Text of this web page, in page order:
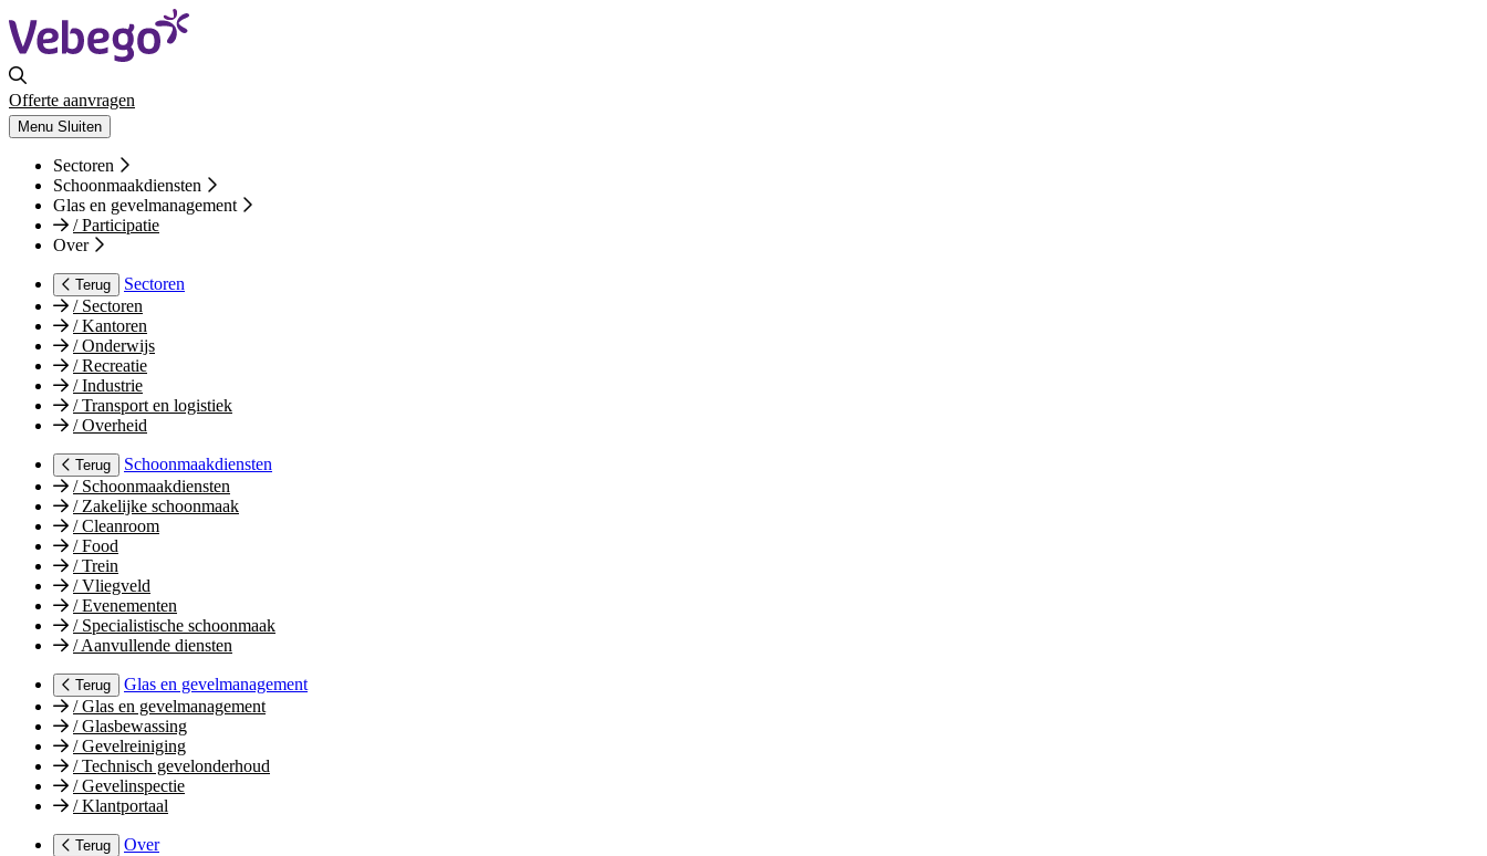
Offerte aanvragen
Menu Sluiten
Sectoren
Schoonmaakdiensten
Glas en gevelmanagement
/Participatie
Over
Terug
Sectoren
/Sectoren
/Kantoren
/Onderwijs
/Recreatie
/Industrie
/Transport en logistiek
/Overheid
Terug
Schoonmaakdiensten
/Schoonmaakdiensten
/Zakelijke schoonmaak
/Cleanroom
/Food
/Trein
/Vliegveld
/Evenementen
/Specialistische schoonmaak
/Aanvullende diensten
Terug
Glas en gevelmanagement
/Glas en gevelmanagement
/Glasbewassing
/Gevelreiniging
/Technisch gevelonderhoud
/Gevelinspectie
/Klantportaal
Terug
Over